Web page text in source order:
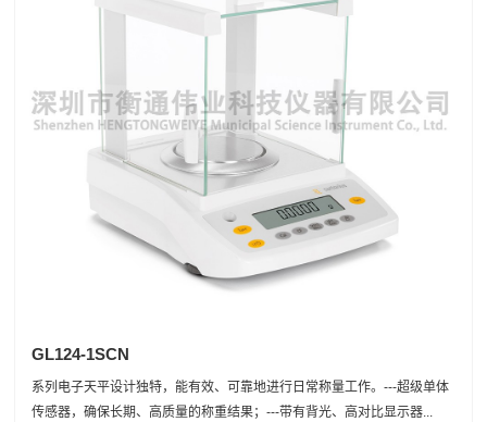
GL124-1SCN
系列电子天平设计独特，能有效、可靠地进行日常称量工作。---超级单体
传感器，确保长期、高质量的称重结果；---带有背光、高对比显示器...